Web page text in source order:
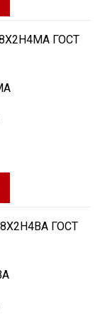
ГОСТ
ГОСТ